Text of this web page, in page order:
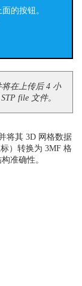
的按钮。
在上传后 4 小
file 文件。
将其 3D 网格数据
）转换为 3MF 格
准确性。